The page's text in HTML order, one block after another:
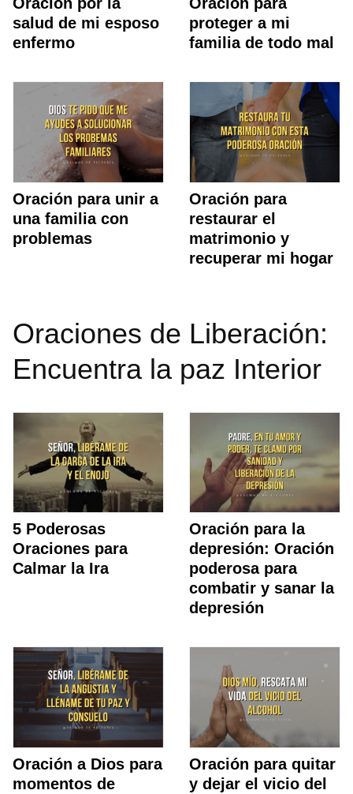
salud de mi esposo
enfermo
proteger a mi
familia de todo mal
Oración para unir a
una familia con
problemas
Oración para
restaurar el
matrimonio y
recuperar mi hogar
Oraciones de Liberación:
Encuentra la paz Interior
5 Poderosas
Oraciones para
Calmar la Ira
Oración para la
depresión: Oración
poderosa para
combatir y sanar la
depresión
Oración a Dios para
momentos de
Oración para quitar
y dejar el vicio del